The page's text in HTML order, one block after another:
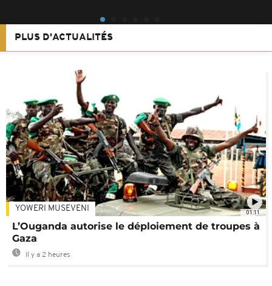
PLUS D'ACTUALITÉS
01:11
YOWERI MUSEVENI
L’Ouganda autorise le déploiement de troupes à
Gaza
Il y a 2 heures